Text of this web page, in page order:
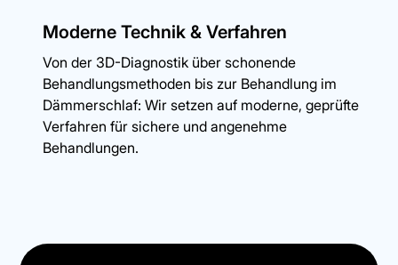
Moderne Technik & Verfahren
Von der 3D-Diagnostik über schonende
Behandlungsmethoden bis zur Behandlung im
Dämmerschlaf: Wir setzen auf moderne, geprüfte
Verfahren für sichere und angenehme
Behandlungen.